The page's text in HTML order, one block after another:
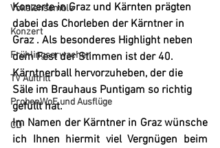
Vokalensemble
Konzert
Frühlingserwachen
TV Auftritt
ProbenWoE und Ausflüge
CD
Konzerte in Graz und Kärnten prägten
dabei das Chorleben der Kärntner in
Graz . Als besonderes Highlight neben
dem Fest der Stimmen ist der 40.
Kärntnerball hervorzuheben, der die
Säle im Brauhaus Puntigam so richtig
gefüllt hat.
Im Namen der Kärntner in Graz wünsche
ich Ihnen hiermit viel Vergnügen beim